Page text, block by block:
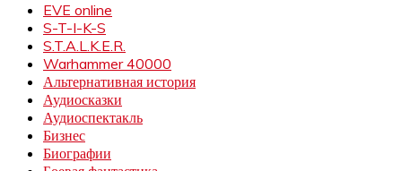
EVE online
S-T-I-K-S
S.T.A.L.K.E.R.
Warhammer 40000
Альтернативная история
Аудиосказки
Аудиоспектакль
Бизнес
Биографии